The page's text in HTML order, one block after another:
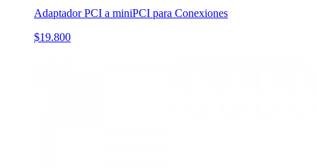
Adaptador PCI a miniPCI para Conexiones
$19.800